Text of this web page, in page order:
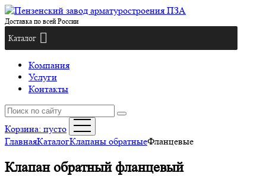
Доставка по всей России
Каталог
Компания
Услуги
Контакты
Корзина: пусто
ГлавнаяКаталогКлапаны обратныеФланцевые
Клапан обратный фланцевый